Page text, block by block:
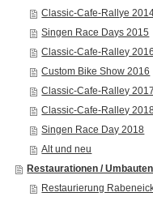
Classic-Cafe-Rallye
Singen Race Days 2015
Classic-Cafe-Ralley
Custom Bike Show 2016
Classic-Cafe-Ralley
Classic-Cafe-Ralley
Singen Race Day 2018
Alt und neu
Restaurationen / Umbauten
Restaurierung